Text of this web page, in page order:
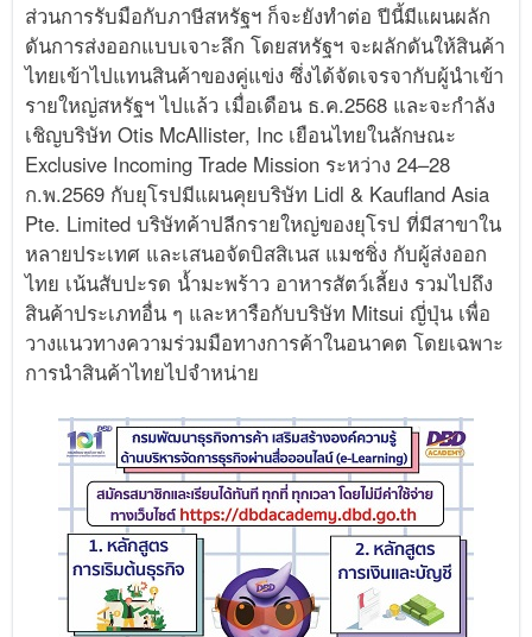
ส่วนการรับมือกับภาษีสหรัฐฯ ก็จะยังทำต่อ ปีนี้มีแผนผลัก
ดันการส่งออกแบบเจาะลึก โดยสหรัฐฯ จะผลักดันให้สินค้า
ไทยเข้าไปแทนสินค้าของคู่แข่ง ซึ่งได้จัดเจรจากับผู้นำเข้า
รายใหญ่สหรัฐฯ ไปแล้ว เมื่อเดือน ธ.ค.2568 และจะกำลัง
เชิญบริษัท Otis McAllister, Inc เยือนไทยในลักษณะ
Exclusive Incoming Trade Mission ระหว่าง 24–28
ก.พ.2569 กับยุโรปมีแผนคุยบริษัท Lidl & Kaufland Asia
Pte. Limited บริษัทค้าปลีกรายใหญ่ของยุโรป ที่มีสาขาใน
หลายประเทศ และเสนอจัดบิสสิเนส แมชชิ่ง กับผู้ส่งออก
ไทย เน้นสับปะรด น้ำมะพร้าว อาหารสัตว์เลี้ยง รวมไปถึง
สินค้าประเภทอื่น ๆ และหารือกับบริษัท Mitsui ญี่ปุ่น เพื่อ
วางแนวทางความร่วมมือทางการค้าในอนาคต โดยเฉพาะ
การนำสินค้าไทยไปจำหน่าย